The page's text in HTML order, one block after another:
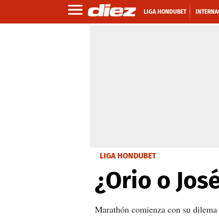
LIGA HONDUBET
LIGA HONDUBET
¿Orio o
Marathón comienza con su